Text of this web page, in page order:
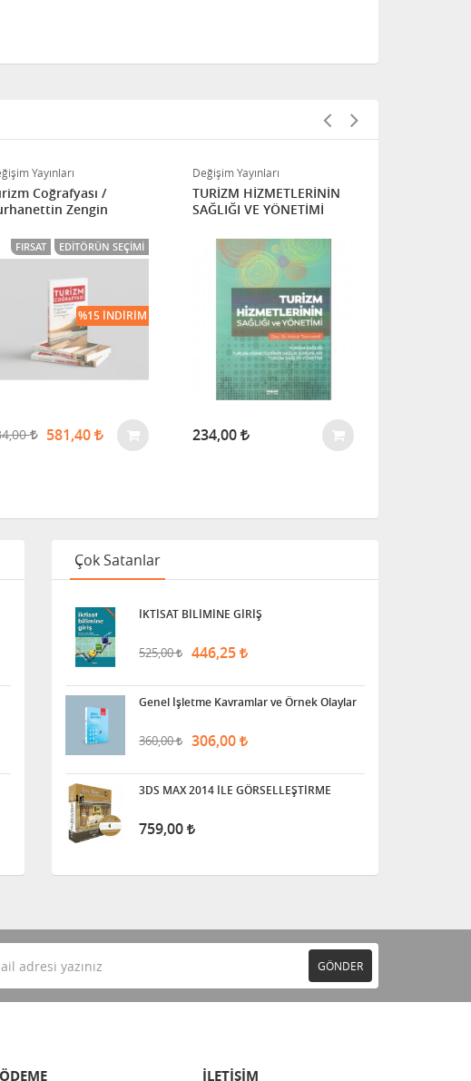
Yayınları
Coğrafyası /
Zengin
FIRSAT EDITÖRÜN SEÇIMI
581,40
%15 İNDIRIM
Değişim Yayınları
TURİZM HİZMETLERİNİN
SAĞLIĞI VE YÖNETİMİ
234,00
Çok Satanlar
İKTİSAT BİLİMİNE GİRİŞ
525,00 446,25
Genel İşletme Kavramlar ve Örnek Olaylar
360,00 306,00
3DS MAX 2014 İLE GÖRSELLEŞTİRME
759,00
GÖNDER
ÖDEME İLETİŞİM